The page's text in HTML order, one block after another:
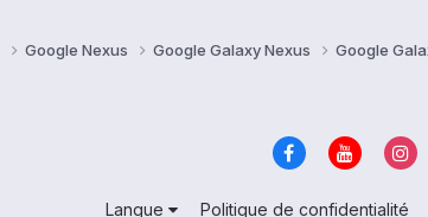
Google Nexus Google Galaxy Nexus
Google
Langue Politique de confidentialité